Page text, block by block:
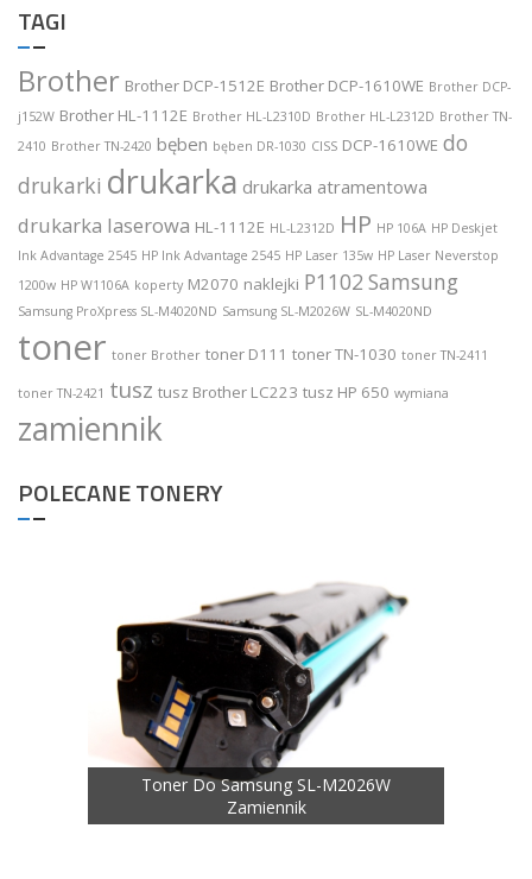
TAGI
Brother Brother DCP-1512E Brother DCP-1610WE Brother DCP-
j152W Brother HL-1112E Brother HL-L2310D Brother HL-L2312D Brother TN-
2410 Brother TN-2420 bęben bęben DR-1030 CISS DCP-1610WE do
drukarki drukarka drukarka atramentowa
drukarka laserowa HL-1112E HL-L2312D HP HP 106A HP Deskjet
Ink Advantage 2545 HP Ink Advantage 2545 HP Laser 135w HP Laser Neverstop
1200w HP W1106A koperty M2070 naklejki P1102 Samsung
Samsung ProXpress SL-M4020ND Samsung SL-M2026W SL-M4020ND
toner toner Brother toner D111 toner TN-1030 toner TN-2411
toner TN-2421 tusz tusz Brother LC223 tusz HP 650 wymiana
zamiennik
POLECANE TONERY
Toner Do Samsung SL-M2026W
Zamiennik